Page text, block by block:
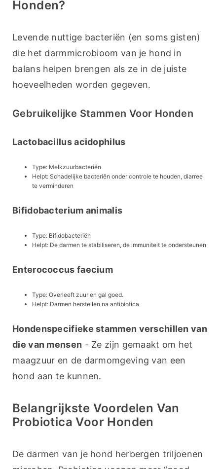
Honden?
Levende nuttige bacteriën (en soms gisten)
die het darmmicrobioom van je hond in
balans helpen brengen als ze in de juiste
hoeveelheden worden gegeven.
Gebruikelijke Stammen Voor Honden
Lactobacillus acidophilus
Type: Melkzuurbacteriën
Helpt: Schadelijke bacteriën onder controle te houden, diarree
te verminderen
Bifidobacterium animalis
Type: Bifidobacteriën
Helpt: De darmen te stabiliseren, de immuniteit te ondersteunen
Enterococcus faecium
Type: Overleeft zuur en gal goed.
Helpt: Darmen herstellen na antibiotica
Hondenspecifieke stammen verschillen van
die van mensen - Ze zijn gemaakt om het
maagzuur en de darmomgeving van een
hond aan te kunnen.
Belangrijkste Voordelen Van
Probiotica Voor Honden
De darmen van je hond herbergen triljoenen